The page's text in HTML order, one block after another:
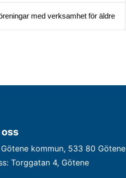
med verksamhet för äldre
kommun, 533 80 Götene
Torggatan 4, Götene